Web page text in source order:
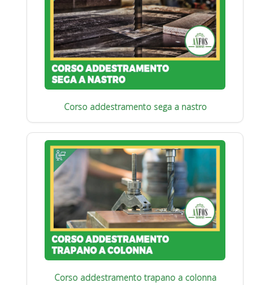
Corso addestramento sega a nastro
Corso addestramento trapano a colonna